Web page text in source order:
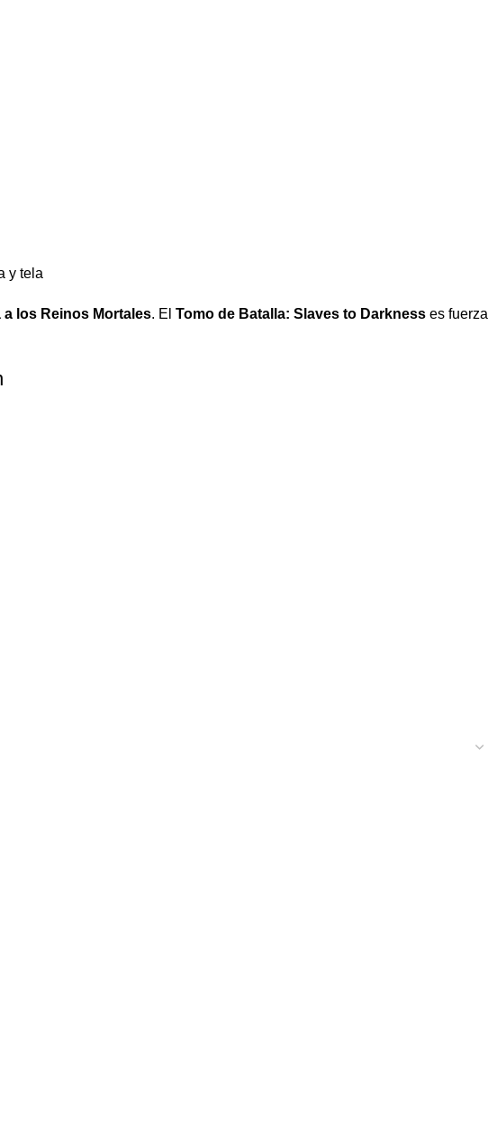
y tela
los Reinos Mortales. El Tomo de Batalla: Slaves to Darkness es fuerza